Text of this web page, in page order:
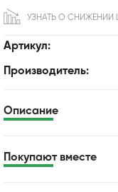
Артикул:
Производитель:
УЗНАТЬ О СНИЖЕНИИ
Описание
Покупают вместе